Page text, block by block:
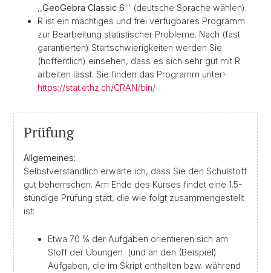
,,GeoGebra Classic 6'' (deutsche Sprache wählen).
R ist ein mächtiges und frei verfügbares Programm
zur Bearbeitung statistischer Probleme. Nach (fast
garantierten) Startschwierigkeiten werden Sie
(hoffentlich) einsehen, dass es sich sehr gut mit R
arbeiten lässt. Sie finden das Programm unter
https://stat.ethz.ch/CRAN/bin/
Prüfung
Allgemeines:
Selbstverständlich erwarte ich, dass Sie den Schulstoff
gut beherrschen. Am Ende des Kurses findet eine 1.5-
stündige Prüfung statt, die wie folgt zusammengestellt
ist:
Etwa 70 % der Aufgaben orientieren sich am
Stoff der Übungen (und an den (Beispiel)
Aufgaben, die im Skript enthalten bzw. während